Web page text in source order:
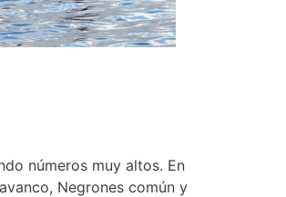
números muy altos. En
Negrones común y